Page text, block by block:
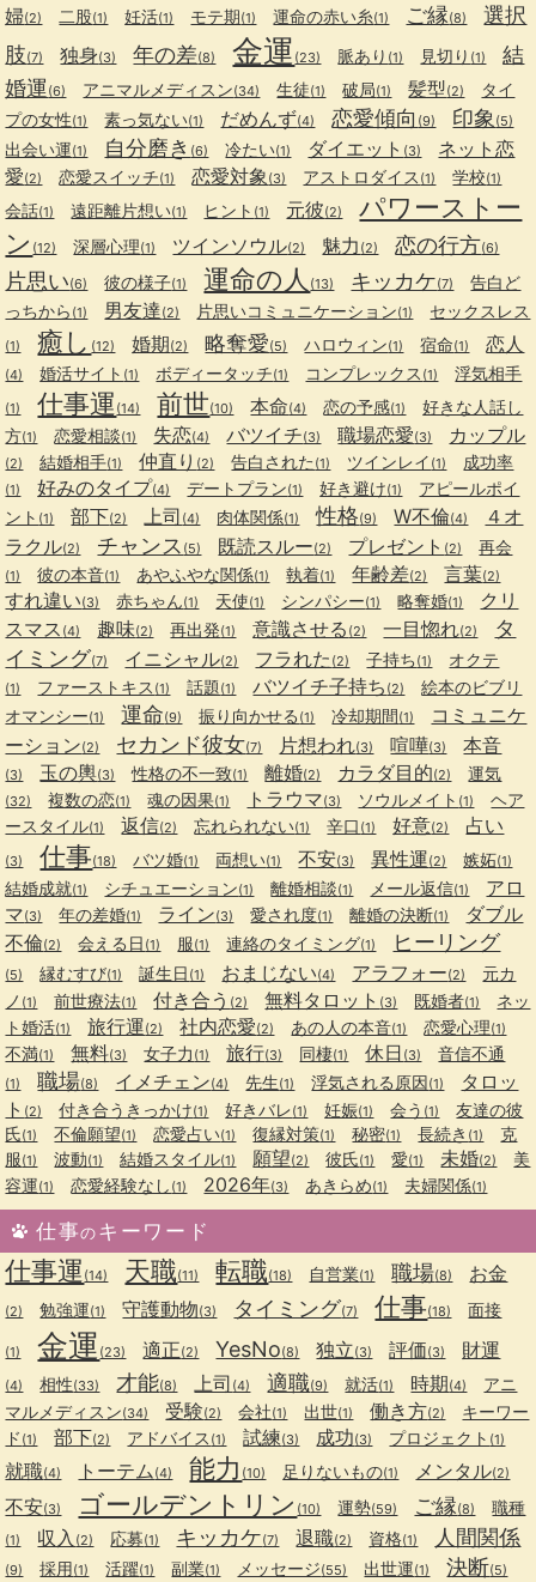
婦(2) 二股(1) 妊活(1) モテ期(1) 運命の赤い糸(1) ご縁(8)
選択
肢(7) 独身(3) 年の差(8) 金運 (23) 脈あり (1) 見切り (1)
結
婚運(6) アニマルメディスン(34) 生徒(1) 破局(1) 髪型(2)
タイ
プの女性(1) 素っ気ない(1) だめんず(4) 恋愛傾向 (9) 印象 (5)
出会い運(1) 自分磨き (6) 冷たい(1) ダイエット (3)
ネット恋
愛(2) 恋愛スイッチ(1) 恋愛対象 (3) アストロダイス (1) 学校(1)
会話(1) 遠距離片想い(1) ヒント (1) 元彼(2)
パワーストー
ン (12) 深層心理(1) ツインソウル(2) 魅力 (2) 恋の行方(6)
片思い(6) 彼の様子(1) 運命の人 (13) キッカケ(7)
告白ど
っちから (1) 男友達(2) 片思いコミュニケーション(1) セックスレス
(1) 癒し (12) 婚期(2) 略奪愛(5) ハロウィン(1) 宿命(1) 恋人
(4) 婚活サイト (1) ボディータッチ(1) コンプレックス (1) 浮気相手
(1) 仕事運 (14) 前世(10) 本命(4) 恋の予感(1)
好きな人話し
方(1) 恋愛相談(1) 失恋(4) バツイチ(3) 職場恋愛(3) カップル
(2) 結婚相手(1) 仲直り (2) 告白された (1) ツインレイ (1) 成功率
(1) 好みのタイプ(4) デートプラン(1) 好き避け(1)
アピールポイ
ント (1) 部下(2) 上司 (4) 肉体関係(1) 性格(9) W不倫(4)
４オ
ラクル(2) チャンス (5) 既読スルー(2) プレゼント (2) 再会
(1) 彼の本音(1) あやふやな関係(1) 執着(1) 年齢差(2) 言葉(2)
すれ違い(3) 赤ちゃん(1) 天使(1) シンパシー(1) 略奪婚(1)
クリ
スマス (4) 趣味(2) 再出発(1) 意識させる (2) 一目惚れ(2)
タ
イミング(7) イニシャル(2) フラれた (2) 子持ち(1) オクテ
(1) ファーストキス (1) 話題(1) バツイチ子持ち (2)
絵本のビブリ
オマンシー(1) 運命(9) 振り向かせる (1) 冷却期間(1)
コミュニケ
ーション(2) セカンド彼女(7) 片想われ(3) 喧嘩(3) 本音
(3) 玉の輿(3) 性格の不一致(1) 離婚(2) カラダ目的(2) 運気
(32) 複数の恋(1) 魂の因果(1) トラウマ(3) ソウルメイト (1)
ヘア
ースタイル(1) 返信(2) 忘れられない(1) 辛口 (1) 好意(2) 占い
(3) 仕事(18) バツ婚(1) 両想い(1) 不安(3) 異性運(2) 嫉妬(1)
結婚成就(1) シチュエーション(1) 離婚相談(1) メール返信(1)
アロ
マ(3) 年の差婚(1) ライン(3) 愛され度(1) 離婚の決断(1)
ダブル
不倫(2) 会える日 (1) 服(1) 連絡のタイミング(1) ヒーリング
(5) 縁むすび(1) 誕生日 (1) おまじない(4) アラフォー(2)
元カ
ノ (1) 前世療法(1) 付き合う (2) 無料タロット (3) 既婚者(1)
ネッ
ト婚活(1) 旅行運(2) 社内恋愛(2) あの人の本音(1) 恋愛心理(1)
不満(1) 無料(3) 女子力 (1) 旅行(3) 同棲(1) 休日 (3) 音信不通
(1) 職場(8) イメチェン(4) 先生(1) 浮気される原因(1)
タロッ
ト (2) 付き合うきっかけ(1) 好きバレ(1) 妊娠(1) 会う (1)
友達の彼
氏(1) 不倫願望(1) 恋愛占い(1) 復縁対策(1) 秘密(1) 長続き (1)
克
服(1) 波動(1) 結婚スタイル(1) 願望(2) 彼氏(1) 愛(1) 未婚(2)
美
容運(1) 恋愛経験なし (1) 2026年(3) あきらめ(1) 夫婦関係(1)
仕事のキーワード
仕事運 (14) 天職(11) 転職(18) 自営業(1) 職場(8) お金
(2) 勉強運(1) 守護動物(3) タイミング(7) 仕事(18) 面接
(1) 金運 (23) 適正(2) YesNo(8) 独立(3) 評価(3) 財運
(4) 相性(33) 才能(8) 上司 (4) 適職(9) 就活(1) 時期(4)
アニ
マルメディスン(34) 受験(2) 会社(1) 出世(1) 働き方(2)
キーワー
ド (1) 部下(2) アドバイス (1) 試練(3) 成功(3) プロジェクト (1)
就職(4) トーテム (4) 能力 (10) 足りないもの(1) メンタル(2)
不安(3) ゴールデントリン (10) 運勢(59) ご縁(8) 職種
(1) 収入 (2) 応募(1) キッカケ(7) 退職(2) 資格(1) 人間関係
(9) 採用(1) 活躍(1) 副業(1) メッセージ(55) 出世運(1) 決断(5)